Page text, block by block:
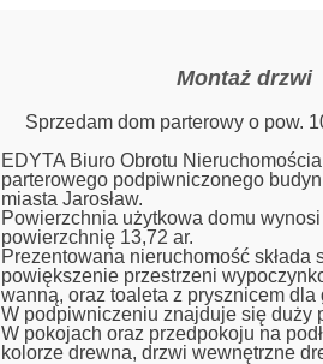
Montaż drzwi
Sprzedam dom parterowy o pow.
EDYTA Biuro Obrotu
parterowego podpiwniczonego
miasta Jarosław.
Powierzchnia użytkowa domu
powierzchnię 13,72 ar.
Prezentowana nieruchomość
powiększenie przestrzeni
wanną, oraz toaleta z prysznicem dla
W podpiwniczeniu znajduje się duży
W pokojach oraz przedpokoju na
kolorze drewna, drzwi wewnętrzne